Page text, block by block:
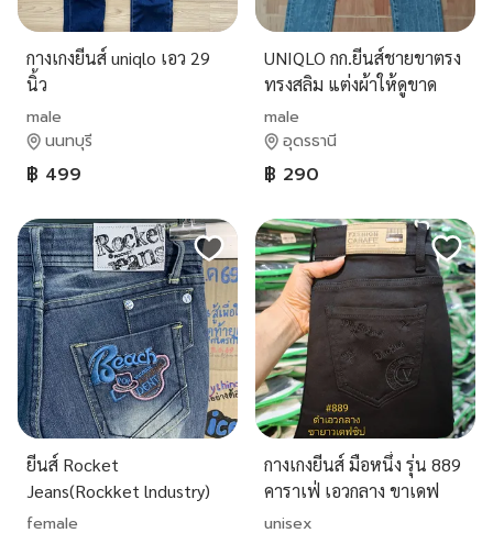
กางเกงยีนส์ uniqlo เอว 29
นิ้ว
male
นนทบุรี
฿ 499
UNIQLO กก.ยีนส์ชายขาตรง
ทรงสลิม แต่งผ้าให้ดูขาด
เซอๆจากโรงงาน ผ้าคอต
ต้อนผสม ยืดหยุ่น สภาพดี
male
อุดรธานี
฿ 290
ยีนส์ Rocket
Jeans(Rockket lndustry)
female
กางเกงยีนส์ มือหนึ่ง รุ่น 889
คาราเฟ่ เอวกลาง ขาเดฟ
สีดำ
unisex